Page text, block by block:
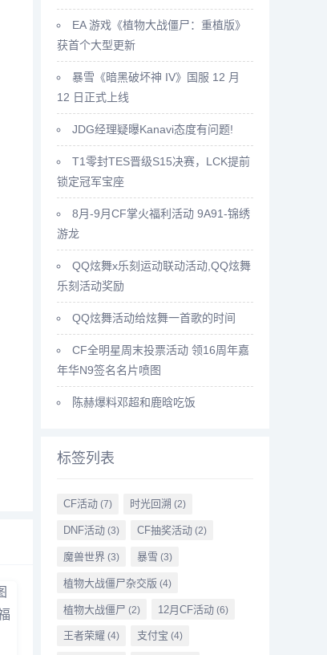
EA 游戏《植物大战僵尸：重植版》
获首个大型更新
暴雪《暗黑破坏神 IV》国服 12 月
12 日正式上线
JDG经理疑曝Kanavi态度有问题!
T1零封TES晋级S15决赛，LCK提前
锁定冠军宝座
8月-9月CF掌火福利活动 9A91-锦绣
游龙
QQ炫舞x乐刻运动联动活动,QQ炫舞
乐刻活动奖励
QQ炫舞活动给炫舞一首歌的时间
CF全明星周末投票活动 领16周年嘉
年华N9签名名片喷图
陈赫爆料邓超和鹿晗吃饭
标签列表
CF活动(7) 时光回溯 (2)
DNF活动(3) CF抽奖活动(2)
魔兽世界(3) 暴雪 (3)
植物大战僵尸杂交版 (4)
植物大战僵尸 (2) 12月CF活动(6)
王者荣耀 (4) 支付宝 (4)